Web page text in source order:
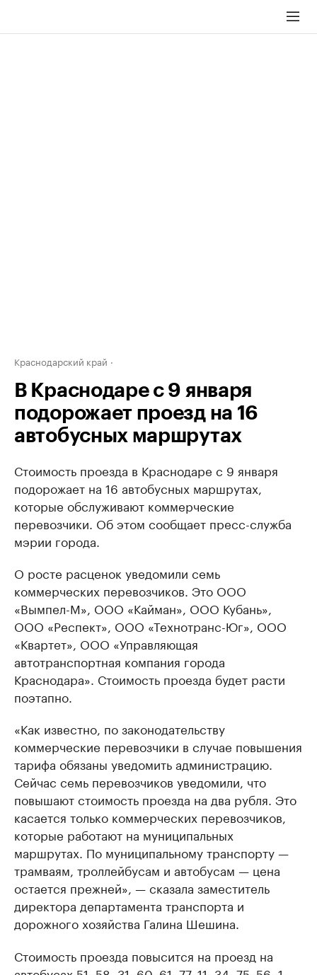
Краснодарский край
В Краснодаре с 9 января
подорожает проезд на 16
автобусных маршрутах
Стоимость проезда в Краснодаре с 9 января
подорожает на 16 автобусных маршрутах,
которые обслуживают коммерческие
перевозчики. Об этом сообщает пресс-служба
мэрии города.
О росте расценок уведомили семь
коммерческих перевозчиков. Это ООО
«Вымпел-М», ООО «Кайман», ООО Кубань»,
ООО «Респект», ООО «Технотранс-Юг», ООО
«Квартет», ООО «Управляющая
автотранспортная компания города
Краснодара». Стоимость проезда будет расти
поэтапно.
«Как известно, по законодательству
коммерческие перевозчики в случае повышения
тарифа обязаны уведомить администрацию.
Сейчас семь перевозчиков уведомили, что
повышают стоимость проезда на два рубля. Это
касается только коммерческих перевозчиков,
которые работают на муниципальных
маршрутах. По муниципальному транспорту —
трамваям, троллейбусам и автобусам — цена
остается прежней», — сказала заместитель
директора департамента транспорта и
дорожного хозяйства Галина Шешина.
Стоимость проезда повысится на проезд на